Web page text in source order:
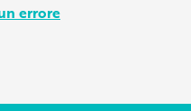
errore